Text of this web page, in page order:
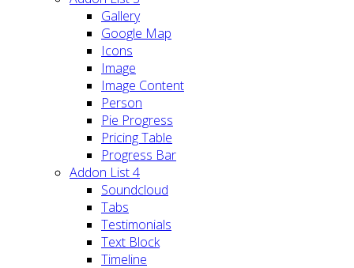
Gallery
Google Map
Icons
Image
Image Content
Person
Pie Progress
Pricing Table
Progress Bar
Addon List 4
Soundcloud
Tabs
Testimonials
Text Block
Timeline